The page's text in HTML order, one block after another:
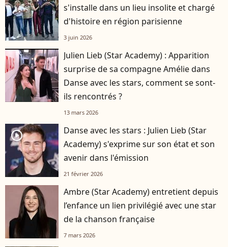
s'installe dans un lieu insolite et chargé
d'histoire en région parisienne
3 juin 2026
Julien Lieb (Star Academy) : Apparition
surprise de sa compagne Amélie dans
Danse avec les stars, comment se sont-
ils rencontrés ?
13 mars 2026
player2
Danse avec les stars : Julien Lieb (Star
Academy) s'exprime sur son état et son
avenir dans l'émission
21 février 2026
Ambre (Star Academy) entretient depuis
l’enfance un lien privilégié avec une star
de la chanson française
7 mars 2026